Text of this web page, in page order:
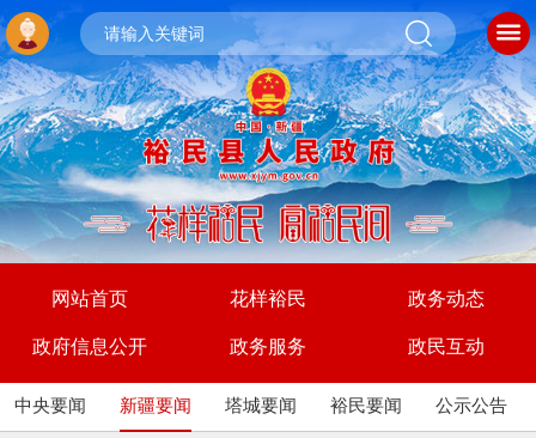
网站首页 花样裕民 政务动态
政府信息公开 政务服务 政民互动
中央要闻 新疆要闻 塔城要闻 裕民要闻 公示公告